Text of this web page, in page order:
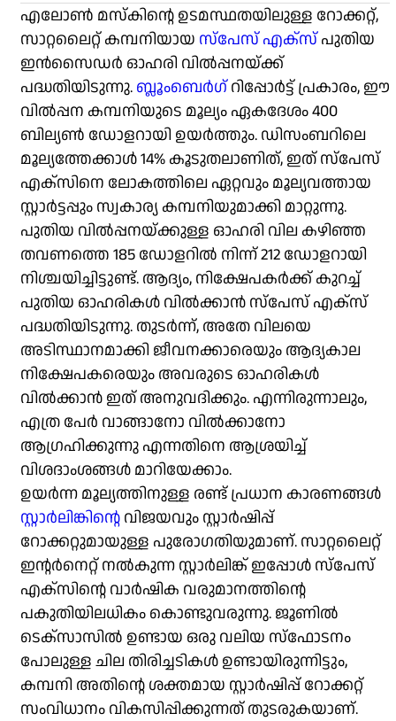
മാറി സ്‌പേസ് എക്‌സ്
എലോൺ മസ്‌കിന്റെ ഉടമസ്ഥതയിലുള്ള റോക്കറ്റ്,
സാറ്റലൈറ്റ് കമ്പനിയായ സ്‌പേസ് എക്‌സ്പുതിയ
ഇൻസൈഡർ ഓഹരി വിൽപ്പനയ്ക്ക്
പദ്ധതിയിടുന്നു. ബ്ലൂംബെർഗ്റിപ്പോർട്ട് പ്രകാരം, ഈ
വിൽപ്പന കമ്പനിയുടെ മൂല്യം ഏകദേശം 400
ബില്യൺ ഡോളറായി ഉയർത്തും. ഡിസംബറിലെ
മൂല്യത്തേക്കാൾ 14% കൂടുതലാണിത്, ഇത് സ്‌പേസ്
എക്‌സിനെ ലോകത്തിലെ ഏറ്റവും മൂല്യവത്തായ
സ്റ്റാർട്ടപ്പും സ്വകാര്യ കമ്പനിയുമാക്കി മാറ്റുന്നു.
പുതിയ വിൽപ്പനയ്ക്കുള്ള ഓഹരി വില കഴിഞ്ഞ
തവണത്തെ 185 ഡോളറിൽ നിന്ന് 212 ഡോളറായി
നിശ്ചയിച്ചിട്ടുണ്ട്. ആദ്യം, നിക്ഷേപകർക്ക് കുറച്ച്
പുതിയ ഓഹരികൾ വിൽക്കാൻ സ്‌പേസ് എക്‌സ്
പദ്ധതിയിടുന്നു. തുടർന്ന്, അതേ വിലയെ
അടിസ്ഥാനമാക്കി ജീവനക്കാരെയും ആദ്യകാല
നിക്ഷേപകരെയും അവരുടെ ഓഹരികൾ
വിൽക്കാൻ ഇത് അനുവദിക്കും. എന്നിരുന്നാലും,
എത്ര പേർ വാങ്ങാനോ വിൽക്കാനോ
ആഗ്രഹിക്കുന്നു എന്നതിനെ ആശ്രയിച്ച്
വിശദാംശങ്ങൾ മാറിയേക്കാം.
ഉയർന്ന മൂല്യത്തിനുള്ള രണ്ട് പ്രധാന കാരണങ്ങൾ
സ്റ്റാർലിങ്കിന്റെ വിജയവും സ്റ്റാർഷിപ്പ്
റോക്കറ്റുമായുള്ള പുരോഗതിയുമാണ്. സാറ്റലൈറ്റ്
ഇന്റർനെറ്റ് നൽകുന്ന സ്റ്റാർലിങ്ക് ഇപ്പോൾ സ്‌പേസ്
എക്‌സിന്റെ വാർഷിക വരുമാനത്തിന്റെ
പകുതിയിലധികം കൊണ്ടുവരുന്നു. ജൂണിൽ
ടെക്‌സാസിൽ ഉണ്ടായ ഒരു വലിയ സ്‌ഫോടനം
പോലുള്ള ചില തിരിച്ചടികൾ ഉണ്ടായിരുന്നിട്ടും,
കമ്പനി അതിന്റെ ശക്തമായ സ്റ്റാർഷിപ്പ് റോക്കറ്റ്
സംവിധാനം വികസിപ്പിക്കുന്നത് തുടരുകയാണ്.